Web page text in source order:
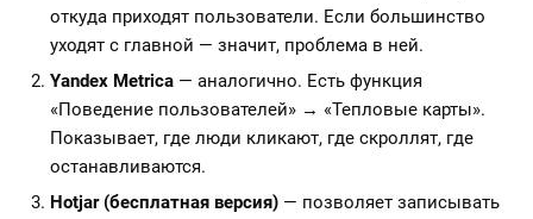
откуда приходят пользователи. Если большинство
уходят с главной — значит, проблема в ней.
Yandex Metrica — аналогично. Есть функция
«Поведение пользователей» → «Тепловые карты».
Показывает, где люди кликают, где скроллят, где
останавливаются.
Hotjar (бесплатная версия) — позволяет записывать